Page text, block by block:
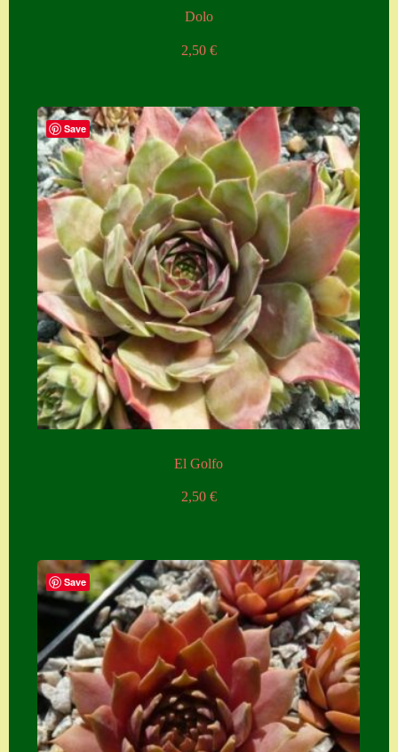
Dolo
2,50 €
Save
El Golfo
2,50 €
Save